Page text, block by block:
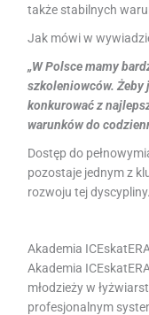
także stabilnych
Jak mówi w
„W Polsce mamy
szkoleniowców. Żeby
konkurować z
warunków do
Dostęp do
pozostaje jednym z
rozwoju tej dyscypliny.
Akademia
Akademia
młodzieży w
profesjonalnym